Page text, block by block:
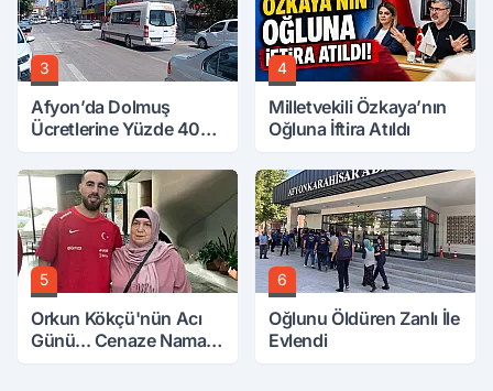
3
Afyon’da Dolmuş
Ücretlerine Yüzde 40
4
Milletvekili Özkaya’nın
Oğluna İftira Atıldı
5
Orkun Kökçü'nün Acı
Günü... Cenaze Namazı
6
Oğlunu Öldüren Zanlı İle
Evlendi